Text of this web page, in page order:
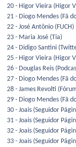
20 - Higor Vieira (Higor
21 - Diogo Mendes (Fã
22 - José Antônio (FUCH)
23 - Maria José (Tia)
24 - Didigo Santini
25 - Higor Vieira (Higor
26 - Douglas Reis
27 - Diogo Mendes (Fã
28 - James Revolti
29 - Diogo Mendes (Fã
30 - Joais (Seguidor
31 - Joais (Seguidor
32 - Joais (Seguidor
33 - Joais (Seguidor